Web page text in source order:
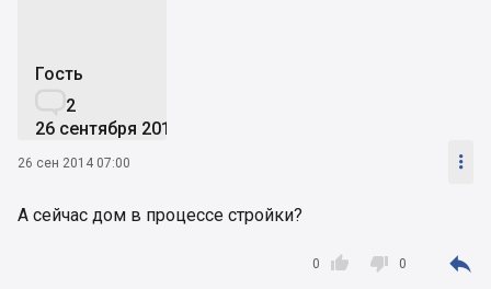
Гость
2
26 сентября 2014
26 сен 2014 07:00 
А сейчас дом в процессе стройки?

0  0 